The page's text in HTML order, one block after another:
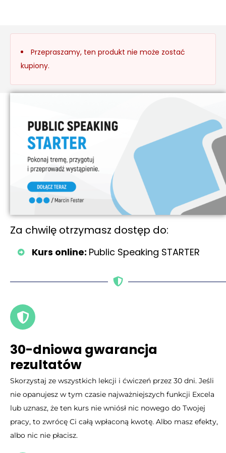
Przepraszamy, ten produkt nie może zostać
kupiony.
Za chwilę otrzymasz dostęp do:
Kurs online: Public Speaking STARTER
30-dniowa gwarancja
rezultatów
Skorzystaj ze wszystkich lekcji i ćwiczeń przez 30 dni. Jeśli
nie opanujesz w tym czasie najważniejszych funkcji Excela
lub uznasz, że ten kurs nie wniósł nic nowego do Twojej
pracy, to zwrócę Ci całą wpłaconą kwotę. Albo masz efekty,
albo nic nie płacisz.